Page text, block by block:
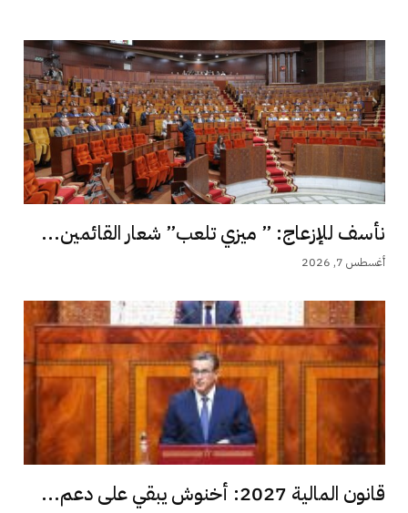
نأسف للإزعاج: ” ميزي تلعب” شعار القائمين...
أغسطس 7, 2026
قانون المالية 2027: أخنوش يبقي على دعم...